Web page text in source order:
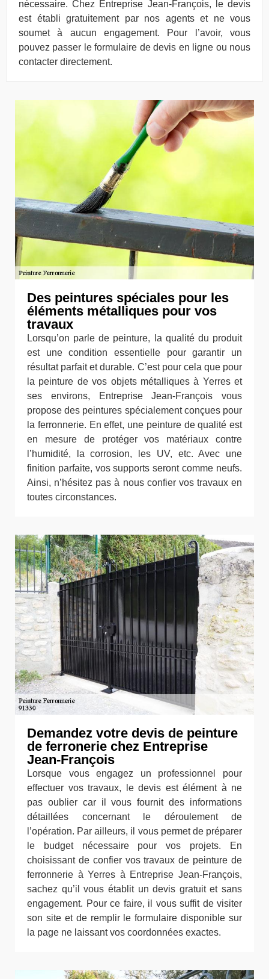
nécessaire. Chez Entreprise Jean-François, le devis
est établi gratuitement par nos agents et ne vous
soumet à aucun engagement. Pour l’avoir, vous
pouvez passer le formulaire de devis en ligne ou nous
contacter directement.
Des peintures spéciales pour les
éléments métalliques pour vos
travaux
Lorsqu’on parle de peinture, la qualité du produit
est une condition essentielle pour garantir un
résultat parfait et durable. C’est pour cela que pour
la peinture de vos objets métalliques à Yerres et
ses environs, Entreprise Jean-François vous
propose des peintures spécialement conçues pour
la ferronnerie. En effet, une peinture de qualité est
en mesure de protéger vos matériaux contre
l’humidité, la corrosion, les UV, etc. Avec une
finition parfaite, vos supports seront comme neufs.
Ainsi, n’hésitez pas à nous confier vos travaux en
toutes circonstances.
Demandez votre devis de peinture
de ferronerie chez Entreprise
Jean-François
Lorsque vous engagez un professionnel pour
effectuer vos travaux, le devis est élément à ne
pas oublier car il vous fournit des informations
détaillées concernant le déroulement de
l’opération. Par ailleurs, il vous permet de préparer
le budget nécessaire pour vos projets. En
choisissant de confier vos travaux de peinture de
ferronnerie à Yerres à Entreprise Jean-François,
sachez qu’il vous établit un devis gratuit et sans
engagement. Pour ce faire, il vous suffit de visiter
son site et de remplir le formulaire disponible sur
la page ne laissant vos coordonnées exactes.